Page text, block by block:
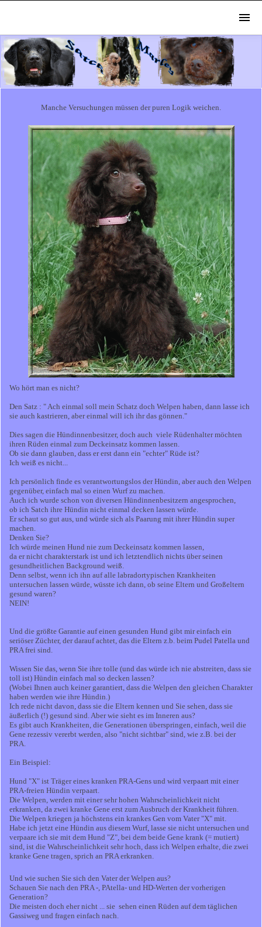
Manche Versuchungen müssen der puren Logik weichen.
Wo hört man es nicht?
Den Satz : " Ach einmal soll mein Schatz doch Welpen haben, dann lasse ich
sie auch kastrieren, aber einmal will ich ihr das gönnen."
Dies sagen die Hündinnenbesitzer, doch auch viele Rüdenhalter möchten
ihren Rüden einmal zum Deckeinsatz kommen lassen.
Ob sie dann glauben, dass er erst dann ein "echter" Rüde ist?
Ich weiß es nicht...
Ich persönlich finde es verantwortungslos der Hündin, aber auch den Welpen
gegenüber, einfach mal so einen Wurf zu machen.
Auch ich wurde schon von diversen Hündinnenbesitzern angesprochen,
ob ich Satch ihre Hündin nicht einmal decken lassen würde.
Er schaut so gut aus, und würde sich als Paarung mit ihrer Hündin super
machen.
Denken Sie?
Ich würde meinen Hund nie zum Deckeinsatz kommen lassen,
da er nicht charakterstark ist und ich letztendlich nichts über seinen
gesundheitlichen Background weiß.
Denn selbst, wenn ich ihn auf alle labradortypischen Krankheiten
untersuchen lassen würde, wüsste ich dann, ob seine Eltern und Großeltern
gesund waren?
NEIN!
Und die größte Garantie auf einen gesunden Hund gibt mir einfach ein
seriöser Züchter, der darauf achtet, das die Eltern z.b. beim Pudel Patella und
PRA frei sind.
Wissen Sie das, wenn Sie ihre tolle (und das würde ich nie abstreiten, dass sie
toll ist) Hündin einfach mal so decken lassen?
(Wobei Ihnen auch keiner garantiert, dass die Welpen den gleichen Charakter
haben werden wie ihre Hündin.)
Ich rede nicht davon, dass sie die Eltern kennen und Sie sehen, dass sie
äußerlich (!) gesund sind. Aber wie sieht es im Inneren aus?
Es gibt auch Krankheiten, die Generationen überspringen, einfach, weil die
Gene rezessiv vererbt werden, also "nicht sichtbar" sind, wie z.B. bei der
PRA.
Ein Beispiel:
Hund "X" ist Träger eines kranken PRA-Gens und wird verpaart mit einer
PRA-freien Hündin verpaart.
Die Welpen, werden mit einer sehr hohen Wahrscheinlichkeit nicht
erkranken, da zwei kranke Gene erst zum Ausbruch der Krankheit führen.
Die Welpen kriegen ja höchstens ein krankes Gen vom Vater "X" mit.
Habe ich jetzt eine Hündin aus diesem Wurf, lasse sie nicht untersuchen und
verpaare ich sie mit dem Hund "Z", bei dem beide Gene krank (= mutiert)
sind, ist die Wahrscheinlichkeit sehr hoch, dass ich Welpen erhalte, die zwei
kranke Gene tragen, sprich an PRA erkranken.
Und wie suchen Sie sich den Vater der Welpen aus?
Schauen Sie nach den PRA -, PAtella- und HD-Werten der vorherigen
Generation?
Die meisten doch eher nicht ... sie sehen einen Rüden auf dem täglichen
Gassiweg und fragen einfach nach.